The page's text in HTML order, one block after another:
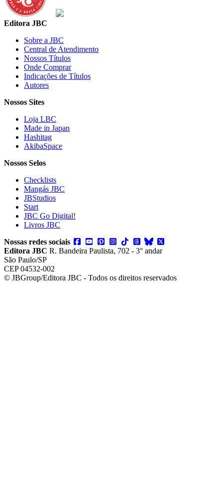
Editora JBC
Sobre a JBC
Central de Atendimento
Nossos Títulos
Onde Comprar
Indicações de Títulos
Autores
Nossos Sites
Loja LBC
Made in Japan
Hashitag
AkibaSpace
Nossos Selos
Checklists
Mangás JBC
JBStudios
Start
JBC Go Digital!
Livros JBC
Nossas redes sociais
Editora JBC R. Bandeira Paulista, 702 - 3° andar
São Paulo/SP
CEP 04532-002
© JBGroup/Editora JBC - Todos os direitos reservados